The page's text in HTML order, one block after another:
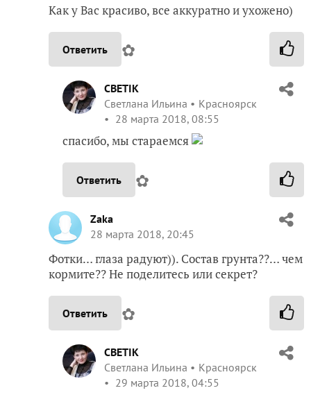
Как у Вас красиво, все аккуратно и ухожено)
Ответить ✿
CBETIK
Светлана Ильина
Красноярск
28 марта 2018, 08:55
спасибо, мы стараемся
Ответить ✿
Zaka
28 марта 2018, 20:45
Фотки… глаза радуют)). Состав грунта??… чем
кормите?? Не поделитесь или секрет?
Ответить ✿
CBETIK
Светлана Ильина
Красноярск
29 марта 2018, 04:55